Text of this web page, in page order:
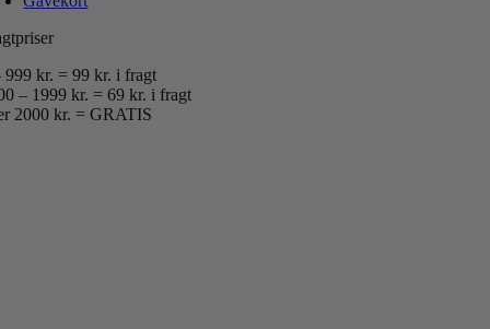
999 kr. = 99 kr. i fragt
– 1999 kr. = 69 kr. i fragt
2000 kr. = GRATIS